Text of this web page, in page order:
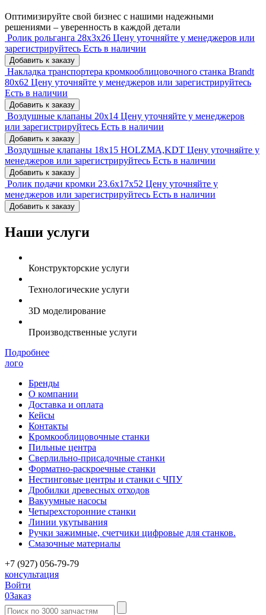
Оптимизируйте свой бизнес с нашими надежными
решениями – уверенность в каждой детали
Ролик рольганга 28x3x26 Цену уточняйте у менеджеров или
зарегистрируйтесь Есть в наличии
Добавить к заказу
Накладка транспортера кромкооблицовочного станка Brandt
80x62 Цену уточняйте у менеджеров или зарегистрируйтесь
Есть в наличии
Добавить к заказу
Воздушные клапаны 20x14 Цену уточняйте у менеджеров
или зарегистрируйтесь Есть в наличии
Добавить к заказу
Воздушные клапаны 18x15 HOLZMA,KDT Цену уточняйте у
менеджеров или зарегистрируйтесь Есть в наличии
Добавить к заказу
Ролик подачи кромки 23.6x17x52 Цену уточняйте у
менеджеров или зарегистрируйтесь Есть в наличии
Добавить к заказу
Наши услуги
Конструкторские услуги
Технологические услуги
3D моделирование
Производственные услуги
Подробнее
лого
Бренды
О компании
Доставка и оплата
Кейсы
Контакты
Кромкооблицовочные станки
Пильные центра
Сверлильно-присадочные станки
Форматно-раскроечные станки
Нестинговые центры и станки с ЧПУ
Дробилки древесных отходов
Вакуумные насосы
Четырехсторонние станки
Линии укутывания
Ручки зажимные, счетчики цифровые для станков.
Смазочные материалы
+7 (927) 056-79-79
консультация
Войти
0Заказ